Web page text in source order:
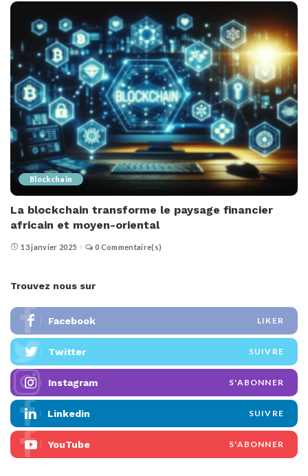
Blockchain
La blockchain transforme le paysage financier
africain et moyen-oriental
13 janvier 2025 0 Commentaire(s)
Trouvez nous sur
Facebook LIKER
Twitter SUIVRE
Instagram S'ABONNER
Linkedin SUIVRE
YouTube S'ABONNER